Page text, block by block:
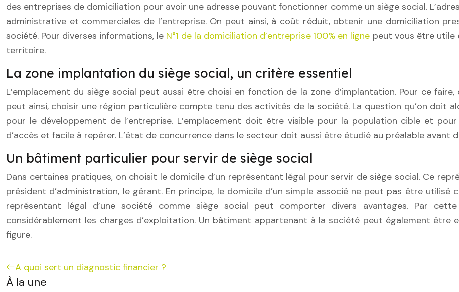
des entreprises de domiciliation pour avoir une adresse pouvant fonctionner comme un siège social.
administrative et commerciales de l’entreprise. On peut ainsi, à coût réduit, obtenir une domiciliation
société. Pour diverses informations, le N°1 de la domiciliation d’entreprise 100% en ligne peut vous être utile
territoire.
La zone implantation du siège social, un critère essentiel
L’emplacement du siège social peut aussi être choisi en fonction de la zone d’implantation. Pour ce
peut ainsi, choisir une région particulière compte tenu des activités de la société. La question qu’on doit
pour le développement de l’entreprise. L’emplacement doit être visible pour la population cible et
d’accès et facile à repérer. L’état de concurrence dans le secteur doit aussi être étudié au préalable avant
Un bâtiment particulier pour servir de siège social
Dans certaines pratiques, on choisit le domicile d’un représentant légal pour servir de siège social. Ce
président d’administration, le gérant. En principe, le domicile d’un simple associé ne peut pas être utilisé
représentant légal d’une société comme siège social peut comporter divers avantages. Par
considérablement les charges d’exploitation. Un bâtiment appartenant à la société peut également être
figure.
A quoi sert un diagnostic financier ?
À la une